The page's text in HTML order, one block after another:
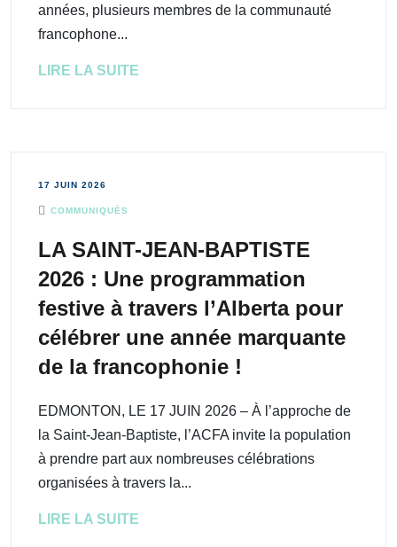
années, plusieurs membres de la communauté
francophone...
LIRE LA SUITE
17 JUIN 2026
COMMUNIQUÉS
LA SAINT-JEAN-BAPTISTE
2026 : Une programmation
festive à travers l’Alberta pour
célébrer une année marquante
de la francophonie !
EDMONTON, LE 17 JUIN 2026 – À l’approche de
la Saint-Jean-Baptiste, l’ACFA invite la population
à prendre part aux nombreuses célébrations
organisées à travers la...
LIRE LA SUITE